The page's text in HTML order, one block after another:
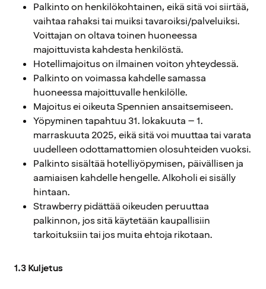
Palkinto on henkilökohtainen, eikä sitä voi siirtää,
vaihtaa rahaksi tai muiksi tavaroiksi/palveluiksi.
Voittajan on oltava toinen huoneessa
majoittuvista kahdesta henkilöstä.
Hotellimajoitus on ilmainen voiton yhteydessä.
Palkinto on voimassa kahdelle samassa
huoneessa majoittuvalle henkilölle.
Majoitus ei oikeuta Spennien ansaitsemiseen.
Yöpyminen tapahtuu 31. lokakuuta – 1.
marraskuuta 2025, eikä sitä voi muuttaa tai varata
uudelleen odottamattomien olosuhteiden vuoksi.
Palkinto sisältää hotelliyöpymisen, päivällisen ja
aamiaisen kahdelle hengelle. Alkoholi ei sisälly
hintaan.
Strawberry pidättää oikeuden peruuttaa
palkinnon, jos sitä käytetään kaupallisiin
tarkoituksiin tai jos muita ehtoja rikotaan.
1.3 Kuljetus